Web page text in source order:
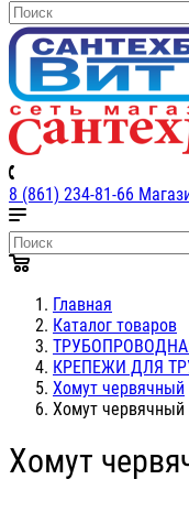
8 (861) 234-81-66
Главная
Каталог товаров
КРЕПЕЖИ ДЛЯ
Хомут червячный
Хомут
Хомут